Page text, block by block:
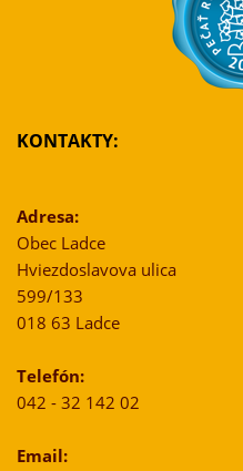
KONTAKTY:
Adresa:
Obec Ladce
Hviezdoslavova ulica
599/133
018 63 Ladce
Telefón:
042 - 32 142 02
Email: